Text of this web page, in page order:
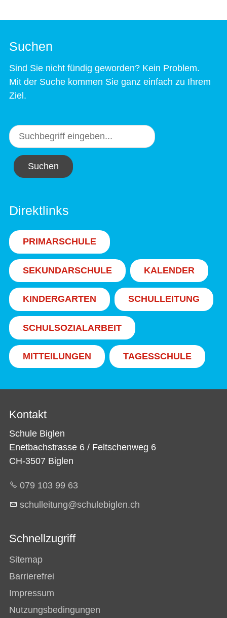
Direktlinks
PRIMARSCHULE
SEKUNDARSCHULE KALENDER
KINDERGARTEN SCHULLEITUNG
SCHULSOZIALARBEIT
MITTEILUNGEN TAGESSCHULE
Suchen
Sind Sie nicht fündig geworden? Kein Problem.
Mit der Suche kommen Sie ganz einfach zu Ihrem
Ziel.
Suchen
Kontakt
Schule Biglen
Enetbachstrasse 6 / Feltschenweg 6
CH-3507 Biglen
079 103 99 63
sch ll t ng sch l b gl n ch
Schnellzugriff
Sitemap
Barrierefrei
Impressum
Nutzungsbedingungen